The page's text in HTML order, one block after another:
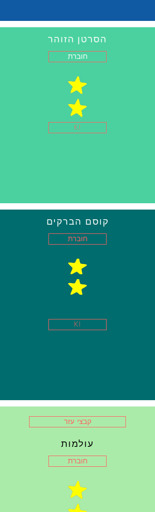
הסרטן הזוהר
חוברת
K!
קוסם הברקים
חוברת
K!
קבצי עזר
עולמות
חוברת